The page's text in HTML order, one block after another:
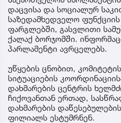
დაცვისა და სოციალურ
საზედამხედველო
ფარგლებში, გასვლითი
ქალაქ ბორჯომში.
პარლამენტი ავრცელებს.
უწყების ცნობით,
სიტუაციების
დახმარების ცენტრის
ჩიქოვანთან ერთად,
დახმარების
ფილიალს ესტუმრნენ.